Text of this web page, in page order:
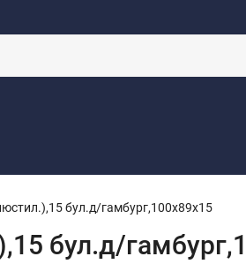
бул.д/гамбург,100х89х15
бул.д/